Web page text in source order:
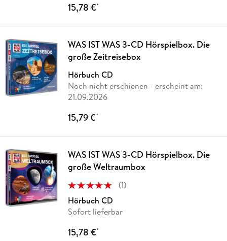
15,78 €*
WAS IST WAS 3-CD Hörspielbox. Die
große Zeitreisebox
Hörbuch CD
Noch nicht erschienen - erscheint am:
21.09.2026
15,79 €*
WAS IST WAS 3-CD Hörspielbox. Die
große Weltraumbox
(1)
Hörbuch CD
Sofort lieferbar
15,78 €*